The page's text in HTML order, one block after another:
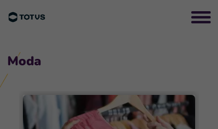
Moda